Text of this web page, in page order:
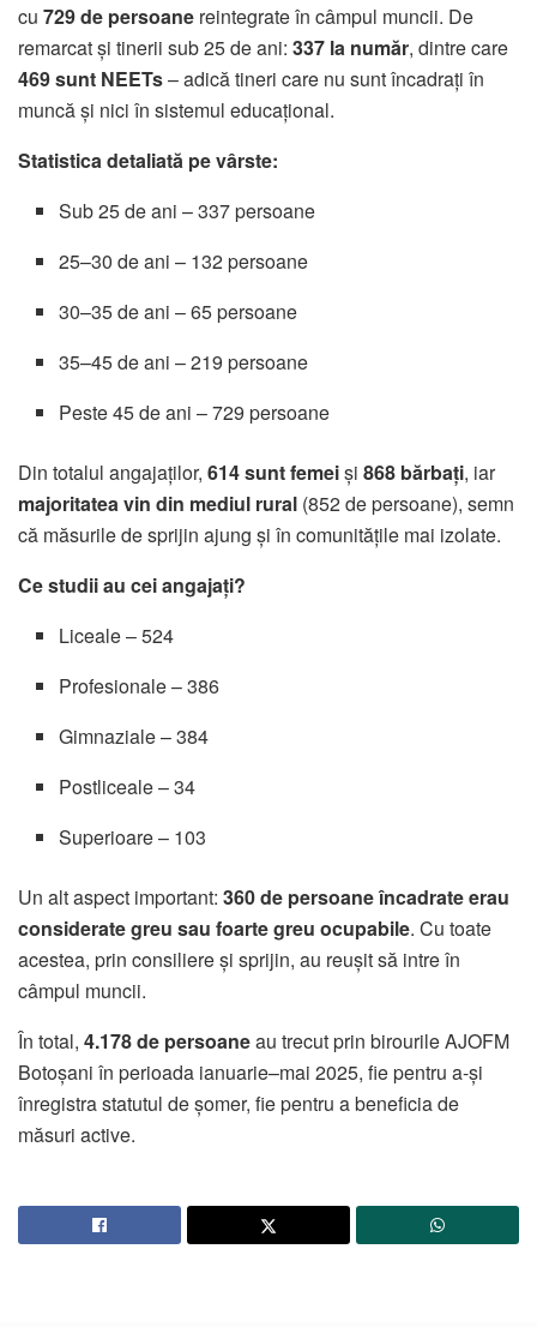
cu 729 de persoane reintegrate în câmpul muncii. De
remarcat și tinerii sub 25 de ani: 337 la număr, dintre care
469 sunt NEETs– adică tineri care nu sunt încadrați în
muncă și nici în sistemul educațional.
Statistica detaliată pe vârste:
Sub 25 de ani – 337 persoane
25–30 de ani – 132 persoane
30–35 de ani – 65 persoane
35–45 de ani – 219 persoane
Peste 45 de ani – 729 persoane
Din totalul angajaților, 614 sunt femeiși 868 bărbați, iar
majoritatea vin din mediul rural (852 de persoane), semn
că măsurile de sprijin ajung și în comunitățile mai izolate.
Ce studii au cei angajați?
Liceale – 524
Profesionale – 386
Gimnaziale – 384
Postliceale – 34
Superioare – 103
Un alt aspect important: 360 de persoane încadrate erau
considerate greu sau foarte greu ocupabile. Cu toate
acestea, prin consiliere și sprijin, au reușit să intre în
câmpul muncii.
În total, 4.178 de persoaneau trecut prin birourile AJOFM
Botoșani în perioada ianuarie–mai 2025, fie pentru a-și
înregistra statutul de șomer, fie pentru a beneficia de
măsuri active.